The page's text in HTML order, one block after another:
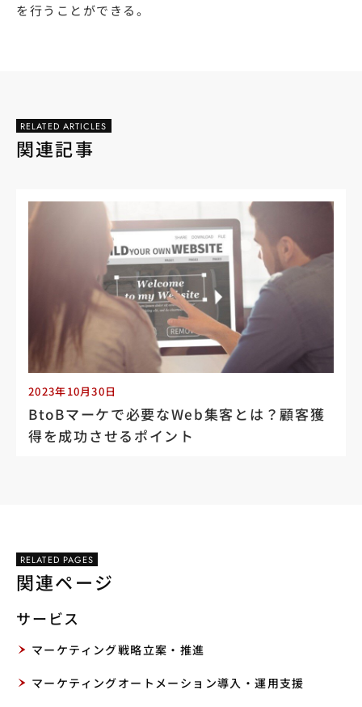
を行うことができる。
RELATED ARTICLES
関連記事
2023年10月30日
BtoBマーケで必要なWeb集客とは？顧客獲
得を成功させるポイント
RELATED PAGES
関連ページ
サービス
マーケティング戦略立案・推進
マーケティングオートメーション導入・運用支援